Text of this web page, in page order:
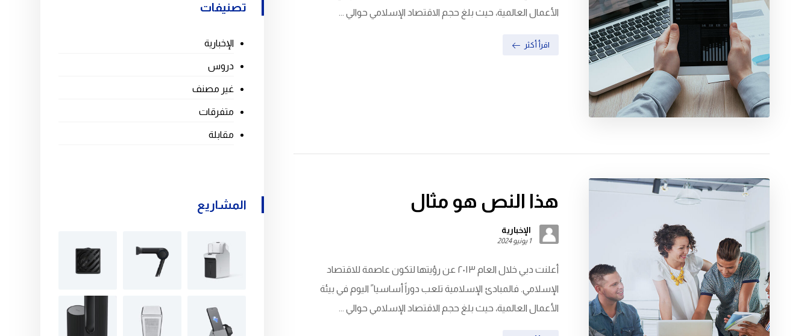
الأعمال العالمية، حيث بلغ حجم الاقتصاد الإسلامي حوالي ...
اقرأ أكثر
هذا النص هو مثال
الإخبارية
1 يونيو 2024
أعلنت دبي خلال العام ٢٠١٣ عن رؤيتها لتكون عاصمة للاقتصاد
الإسلامي. فالمبادئ الإسلامية تلعب دوراً أساسيا ً اليوم في بيئة
الأعمال العالمية، حيث بلغ حجم الاقتصاد الإسلامي حوالي ...
تصنيفات
الإخبارية
دروس
غير مصنف
متفرقات
مقابلة
المشاريع